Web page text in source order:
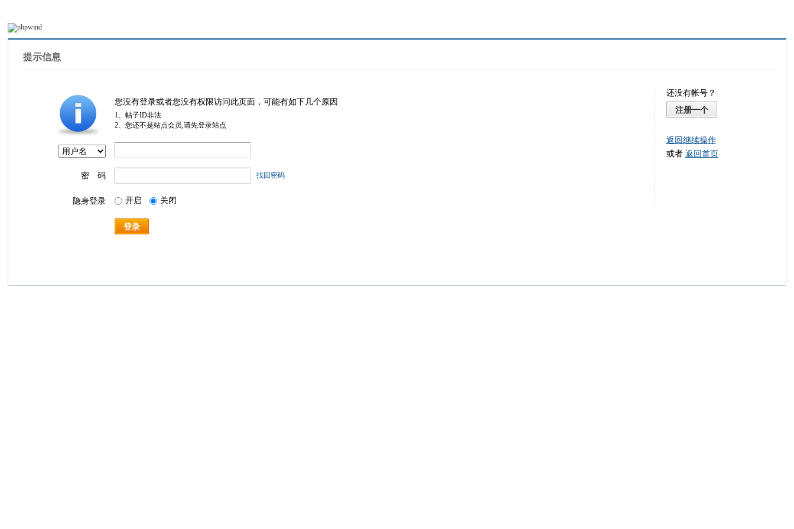
提示信息
您没有登录或者您没有权限访问此页面，可能有如下几个原因
1、帖子ID非法
2、您还不是站点会员,请先登录站点
密 码 找回密码
隐身登录 开启 关闭
登录
还没有帐号？
注册一个
返回继续操作
或者 返回首页